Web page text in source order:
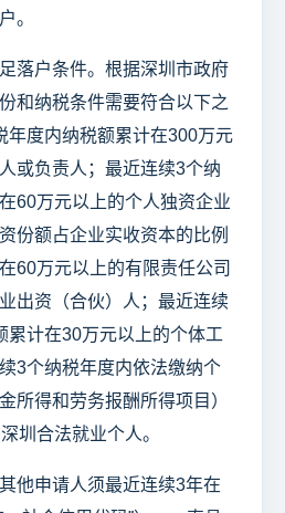
。
落户条件。根据深圳市政府
和纳税条件需要符合以下之
年度内纳税额累计在300万元
或负责人；最近连续3个纳
60万元以上的个人独资企业
份额占企业实收资本的比例
60万元以上的有限责任公司
出资（合伙）人；最近连续
累计在30万元以上的个体工
3个纳税年度内依法缴纳个
所得和劳务报酬所得项目）
圳合法就业个人。
他申请人须最近连续3年在